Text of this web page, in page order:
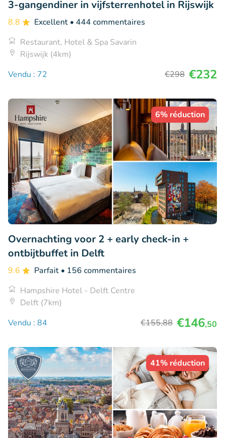
3-gangendiner in vijfsterrenhotel in Rijswijk
8.8 Excellent • 444 commentaires
Restaurant, Hotel & Spa Savarin
Rijswijk (4km)
Vendu : 72
€298 €232
6% réduction
Overnachting voor 2 + early check-in +
ontbijtbuffet in Delft
9.6 Parfait • 156 commentaires
Hampshire Hotel - Delft Centre
Delft (7km)
Vendu : 84
€155,88 €146,50
41% réduction